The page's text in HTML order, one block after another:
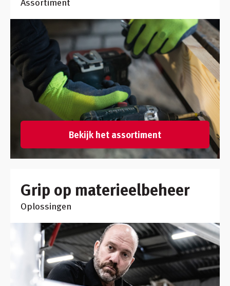
Bekijk het assortiment
Grip op materieelbeheer
Oplossingen